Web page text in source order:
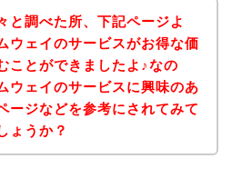
と調べた所、下記ページよ
ウェイのサービスがお得な価
ことができましたよ♪なの
ウェイのサービスに興味のあ
ージなどを参考にされてみて
ょうか？